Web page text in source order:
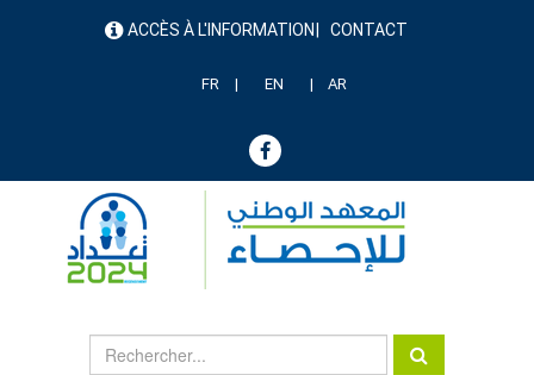
menu ACCÈS À L'INFORMATION CONTACT
FR EN AR